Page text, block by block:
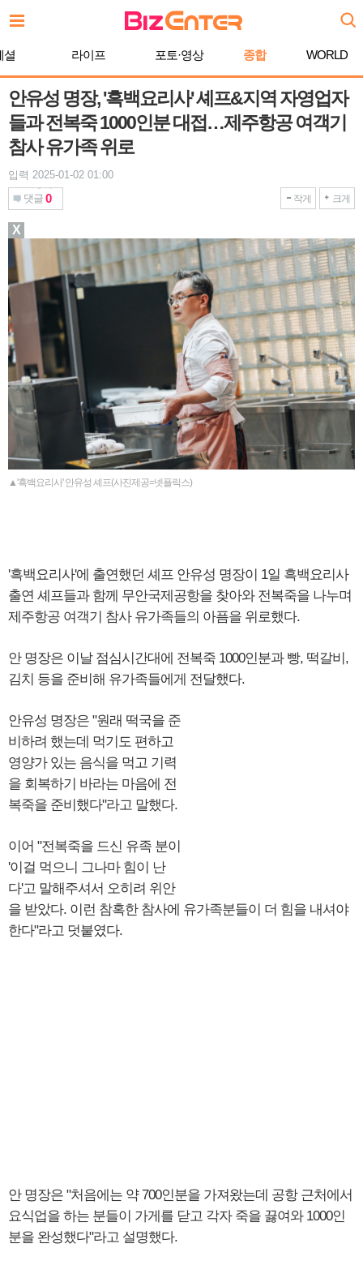
문
로셜 라이프 포토·영상 종합 WORLD
안유성 명장, '흑백요리사' 셰프&지역 자영업자
들과 전복죽 1000인분 대접…제주항공 여객기
참사 유가족 위로
입력 2025-01-02 01:00
댓글 0 작게 크게
▲'흑백요리사' 안유성 셰프(사진제공=넷플릭스)
'흑백요리사'에 출연했던 셰프 안유성 명장이 1일 흑백요리사
출연 셰프들과 함께 무안국제공항을 찾아와 전복죽을 나누며
제주항공 여객기 참사 유가족들의 아픔을 위로했다.
안 명장은 이날 점심시간대에 전복죽 1000인분과 빵, 떡갈비,
김치 등을 준비해 유가족들에게 전달했다.
안유성 명장은 "원래 떡국을 준
비하려 했는데 먹기도 편하고
영양가 있는 음식을 먹고 기력
을 회복하기 바라는 마음에 전
복죽을 준비했다"라고 말했다.
이어 "전복죽을 드신 유족 분이
'이걸 먹으니 그나마 힘이 난
다'고 말해주셔서 오히려 위안
을 받았다. 이런 참혹한 참사에 유가족분들이 더 힘을 내셔야
한다"라고 덧붙였다.
안 명장은 "처음에는 약 700인분을 가져왔는데 공항 근처에서
요식업을 하는 분들이 가게를 닫고 각자 죽을 끓여와 1000인
분을 완성했다"라고 설명했다.
X